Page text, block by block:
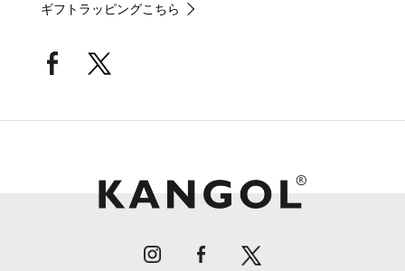
ギフトラッピングこちら